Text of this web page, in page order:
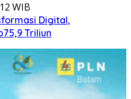
WIB
Digital,
Triliun